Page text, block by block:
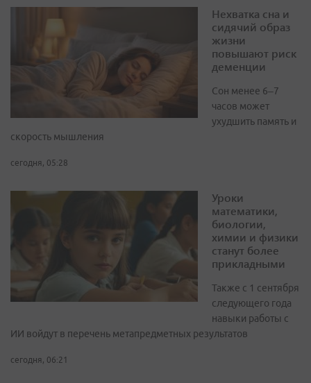
Нехватка сна и
сидячий образ
жизни
повышают риск
деменции
Сон менее 6–7
часов может
ухудшить память и
скорость мышления
сегодня, 05:28
Уроки
математики,
биологии,
химии и физики
станут более
прикладными
Также с 1 сентября
следующего года
навыки работы с
ИИ войдут в перечень метапредметных результатов
сегодня, 06:21